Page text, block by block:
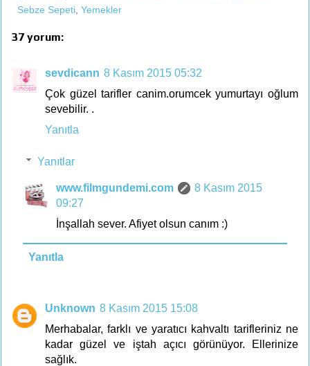
Sebze Sepeti Yemekler
37 yorum:
sevdicann 8 Kasım 2015 05:32
Çok güzel tarifler canim.orumcek yumurtayı oğlum
sevebilir. .
Yanıtla
Yanıtlar
www.filmgundemi.com
8 Kasım 2015
09:27
İnşallah sever. Afiyet olsun canım :)
Yanıtla
Unknown 8 Kasım 2015 15:08
Merhabalar, farklı ve yaratıcı kahvaltı tarifleriniz ne
kadar güzel ve iştah açıcı görünüyor. Ellerinize
sağlık.